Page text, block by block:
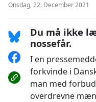
Onsdag, 22. December 2021
Du må ikke
nossefår.
I en
forkvinde i
man med
overdrevne